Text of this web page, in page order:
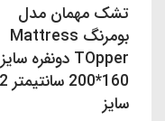
تشک مهمان مدل
بومرنگ Mattress
TOpper دونفره سایز
سایز